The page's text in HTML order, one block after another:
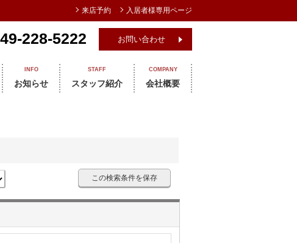
228-5222 お問い合わせ
INFO
お知らせ
STAFF
スタッフ紹介
COMPANY
会社概要
この検索条件を保存
来店予約 入居者様専用ページ